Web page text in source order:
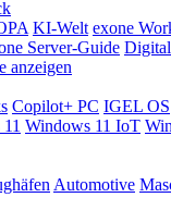
KI-Welt exone
Server-Guide
anzeigen
Copilot+ PC IGEL OS
Windows 11 IoT
Automotive